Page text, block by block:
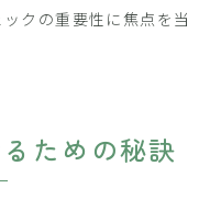
クの重要性に焦点を当
ための秘訣